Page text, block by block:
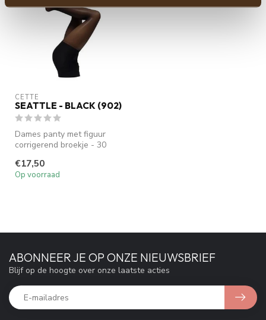
CETTE
SEATTLE - BLACK (902)
Dames panty met figuur
corrigerend broekje - 30
€17,50
Op voorraad
ABONNEER JE OP ONZE NIEUWSBRIEF
Blijf op de hoogte over onze laatste acties